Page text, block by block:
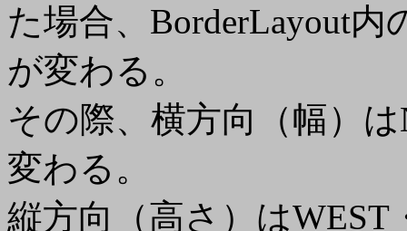
た場合、BorderLayout
が変わる。
その際、横方向（幅）
変わる。
縦方向（高さ）はWEST